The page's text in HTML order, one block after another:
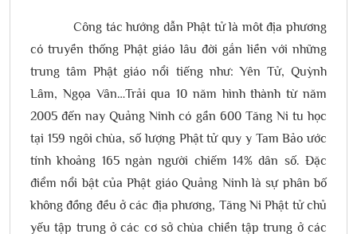
Công tác hướng dẫn Phật tử là môt địa phương
có truyền thống Phật giáo lâu đời gắn liền với những
trung tâm Phật giáo nổi tiếng như: Yên Tử, Quỳnh
Lâm, Ngọa Vân…Trải qua 10 năm hình thành từ năm
2005 đến nay Quảng Ninh có gần 600 Tăng Ni tu học
tại 159 ngôi chùa, số lượng Phật tử quy y Tam Bảo ước
tính khoảng 165 ngàn người chiếm 14% dân số. Đặc
điểm nổi bật của Phật giáo Quảng Ninh là sự phân bố
không đồng đều ở các địa phương, Tăng Ni Phật tử chủ
yếu tập trung ở các cơ sở chùa chiền tập trung ở các